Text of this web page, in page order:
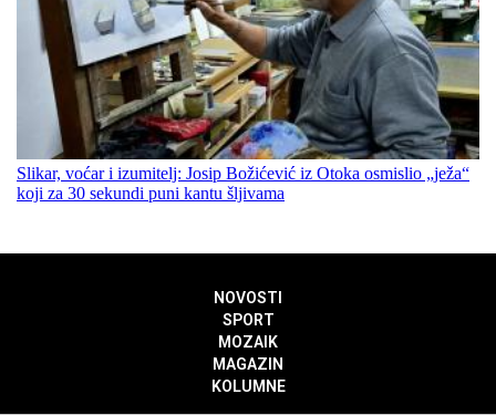
Slikar, voćar i izumitelj: Josip Božićević iz Otoka osmislio „ježa“
koji za 30 sekundi puni kantu šljivama
NOVOSTI
SPORT
MOZAIK
MAGAZIN
KOLUMNE